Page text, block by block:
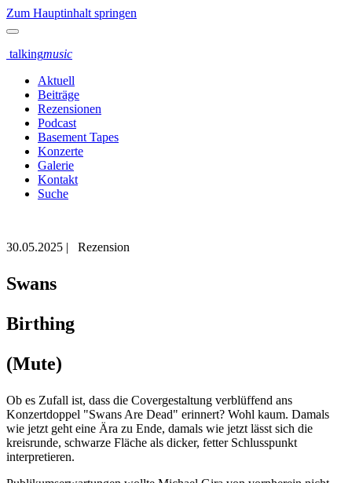
Zum Hauptinhalt springen
talkingmusic
Aktuell
Beiträge
Rezensionen
Podcast
Basement Tapes
Konzerte
Galerie
Kontakt
Suche
30.05.2025 | Rezension
Swans
Birthing
(Mute)
Ob es Zufall ist, dass die Covergestaltung verblüffend ans
Konzertdoppel "Swans Are Dead" erinnert? Wohl kaum. Damals
wie jetzt geht eine Ära zu Ende, damals wie jetzt lässt sich die
kreisrunde, schwarze Fläche als dicker, fetter Schlusspunkt
interpretieren.